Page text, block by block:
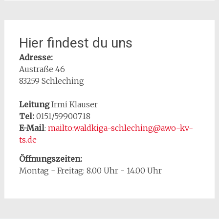
Hier findest du uns
Adresse:
Austraße 46
83259 Schleching
LeitungIrmi Klauser
Tel:0151/59900718
E-Mail: mailto:waldkiga-schleching@awo-kv-
ts.de
Öffnungszeiten:
Montag - Freitag: 8.00 Uhr - 14.00 Uhr